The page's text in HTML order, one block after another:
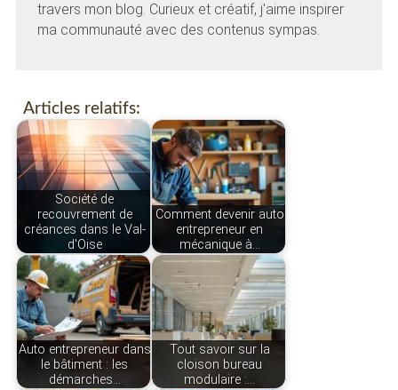
travers mon blog. Curieux et créatif, j'aime inspirer
ma communauté avec des contenus sympas.
Articles relatifs:
Société de
recouvrement de
créances dans le Val-
d'Oise
Comment devenir auto
entrepreneur en
mécanique à…
Auto entrepreneur dans
le bâtiment : les
démarches…
Tout savoir sur la
cloison bureau
modulaire :…